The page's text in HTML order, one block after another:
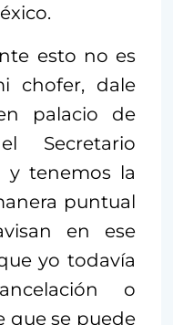
esto no es
chofer, dale
palacio de
Secretario
y tenemos la
puntual
en ese
yo todavía
o
que se puede